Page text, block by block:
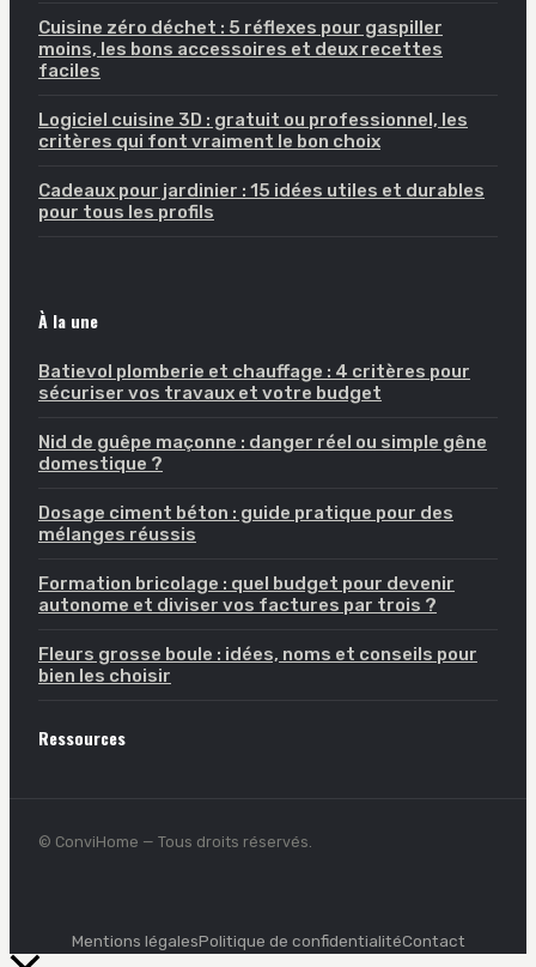
Cuisine zéro déchet : 5 réflexes pour gaspiller
moins, les bons accessoires et deux recettes
faciles
Logiciel cuisine 3D : gratuit ou professionnel, les
critères qui font vraiment le bon choix
Cadeaux pour jardinier : 15 idées utiles et durables
pour tous les profils
À la une
Batievol plomberie et chauffage : 4 critères pour
sécuriser vos travaux et votre budget
Nid de guêpe maçonne : danger réel ou simple gêne
domestique ?
Dosage ciment béton : guide pratique pour des
mélanges réussis
Formation bricolage : quel budget pour devenir
autonome et diviser vos factures par trois ?
Fleurs grosse boule : idées, noms et conseils pour
bien les choisir
Ressources
© ConviHome — Tous droits réservés.
Mentions légalesPolitique de confidentialitéContact